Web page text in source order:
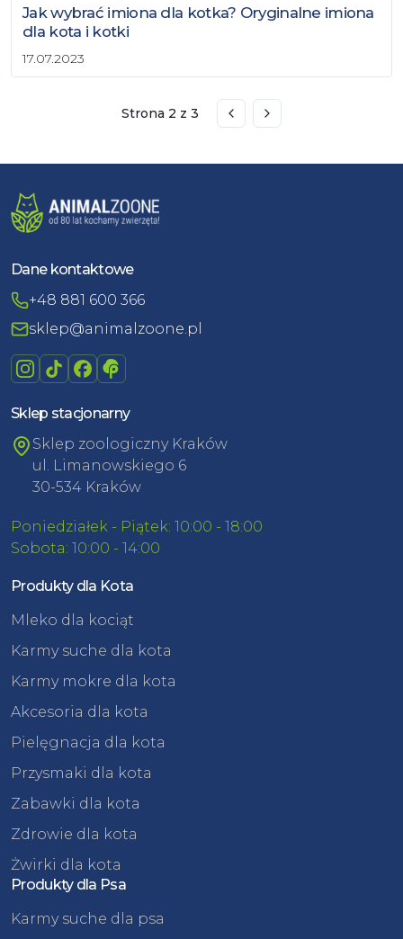
Jak wybrać imiona dla kotka? Oryginalne imiona
dla kota i kotki
17.07.2023
Strona 2 z 3 Przejdź do poprzedniej
Przejdź do
Dane kontaktowe
+48 881 600 366
sklep@animalzoone.pl
Sklep stacjonarny
Sklep zoologiczny Kraków
ul. Limanowskiego 6
30-534 Kraków
Poniedziałek - Piątek: 10:00 - 18:00
Sobota: 10:00 - 14:00
Produkty dla Kota
Mleko dla kociąt
Karmy suche dla kota
Karmy mokre dla kota
Akcesoria dla kota
Pielęgnacja dla kota
Przysmaki dla kota
Zabawki dla kota
Zdrowie dla kota
Żwirki dla kota
Produkty dla Psa
Karmy suche dla psa